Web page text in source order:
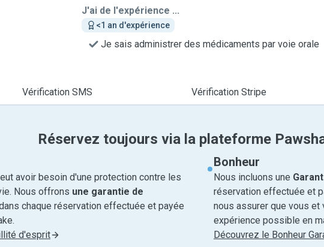
J'ai de l'expérience ...
<1 an d'expérience
Je sais administrer des médicaments par voie orale
Vérification SMS Vérification Stripe
Réservez toujours via la plateforme
avoir besoin d'une protection contre les
Nous offrons une garantie de
chaque réservation effectuée et payée
d'esprit
Bonheur
Nous incluons une
réservation effectuée et
nous assurer que vous
expérience possible en
Découvrez le Bonheur